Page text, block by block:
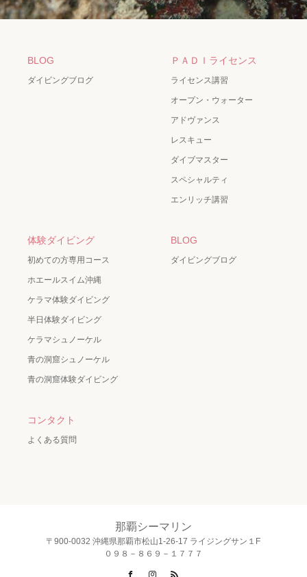
BLOG
ダイビングブログ
ＰＡＤＩライセンス
ライセンス講習
オープン・ウォーター
アドヴァンス
レスキュー
ダイブマスター
スペシャルティ
エンリッチ講習
体験ダイビング
初めての方専用コース
ホエールスイム沖縄
ケラマ体験ダイビング
半日体験ダイビング
ケラマシュノーケル
青の洞窟シュノーケル
青の洞窟体験ダイビング
BLOG
ダイビングブログ
コンタクト
よくある質問
那覇シーマリン
〒900-0032 沖縄県那覇市松山1-26-17 ライジングサン１F
０９８－８６９－１７７７
FacebookInstagram